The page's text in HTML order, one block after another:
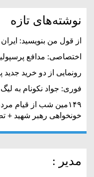
نوشته‌های تازه
از قول من بنویسید:
اختصاصی: مدافع
رونمایی از دو خرید
فوری: جواد نکونام به
۱۴۹مین شب از قیام
خونخواهی رهبر شهید +
مدیر :